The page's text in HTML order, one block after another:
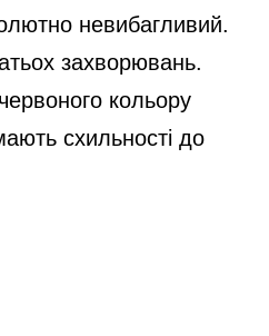
невибагливий.
захворювань.
кольору
схильності до